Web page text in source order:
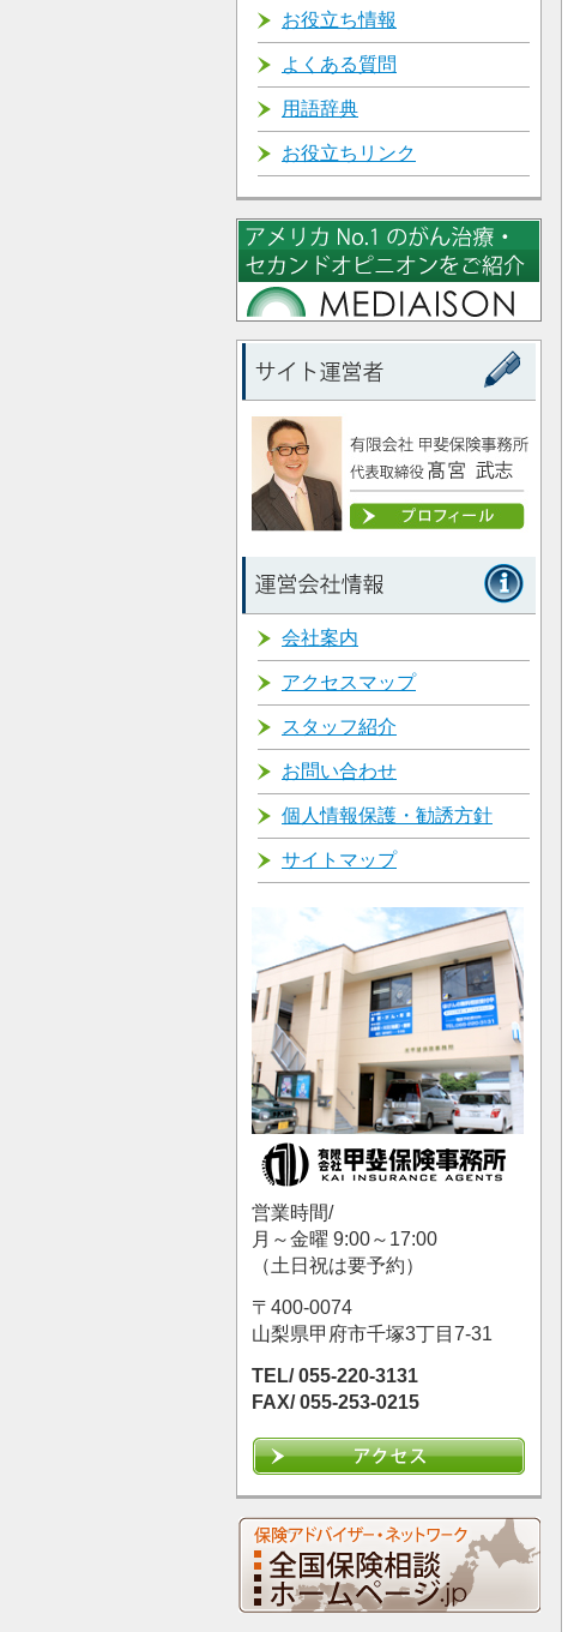
お役立ち情報
よくある質問
用語辞典
お役立ちリンク
会社案内
アクセスマップ
スタッフ紹介
お問い合わせ
個人情報保護・勧誘方針
サイトマップ
営業時間/
月～金曜 9:00～17:00
（土日祝は要予約）
〒400-0074
山梨県甲府市千塚3丁目7-31
TEL/ 055-220-3131
FAX/ 055-253-0215